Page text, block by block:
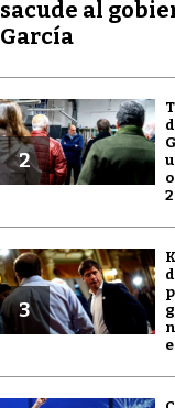
sacude al
García
2
3